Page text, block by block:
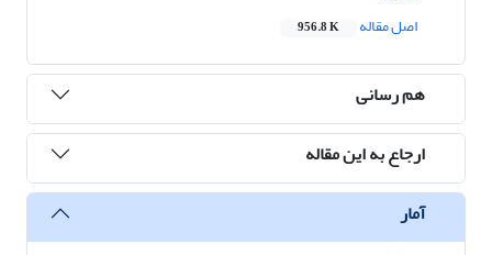
اصل مقاله
956.8 K
هم رسانی
ارجاع به این مقاله
آمار